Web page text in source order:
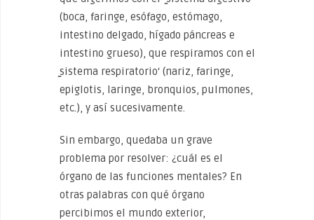
(boca, faringe, esófago, estómago,
intestino delgado, hígado páncreas e
intestino grueso), que respiramos con el
̳sistema respiratorio‘ (nariz, faringe,
epiglotis, laringe, bronquios, pulmones,
etc.), y así sucesivamente.
Sin embargo, quedaba un grave
problema por resolver: ¿cuál es el
órgano de las funciones mentales? En
otras palabras con qué órgano
percibimos el mundo exterior,